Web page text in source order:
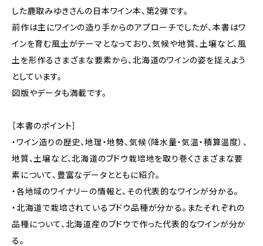
した鹿取みゆきさんの日本ワイン本、第2弾です。
前作は主にワインの造り手からのアプローチでしたが、本書はワ
インを育む風土がテーマとなっており、気候や地質、土壌など、風
土を形作るさまざまな要素から、北海道のワインの姿を捉えよう
としています。
図版やデータも満載です。
［本書のポイント］
・ワイン造りの歴史、地理・地勢、気候（降水量・気温・積算温度）、
地質、土壌など、北海道のブドウ栽培地を取り巻くさまざまな要
素について、豊富なデータとともに紹介。
・各地域のワイナリーの情報と、その代表的なワインが分かる。
・北海道で栽培されているブドウ品種が分かる。またそれぞれの
品種について、北海道産のブドウで作った代表的なワインが分か
る。